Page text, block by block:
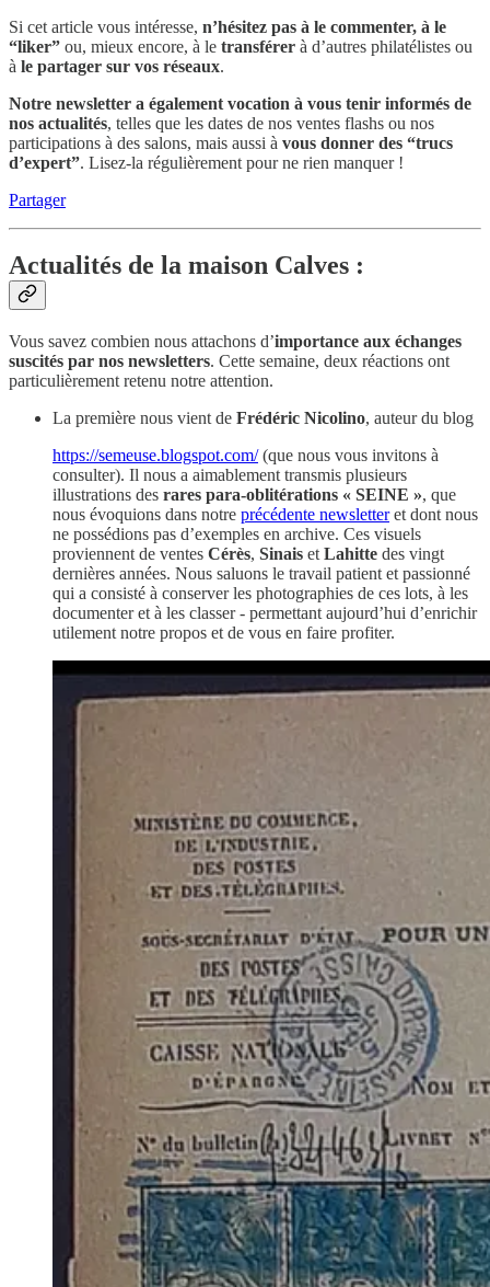
Si cet article vous intéresse, n’hésitez pas à le commenter, à le
“liker” ou, mieux encore, à le transférer à d’autres philatélistes ou
à le partager sur vos réseaux.
Notre newsletter a également vocation à vous tenir informés de
nos actualités, telles que les dates de nos ventes flashs ou nos
participations à des salons, mais aussi à vous donner des “trucs
d’expert”. Lisez-la régulièrement pour ne rien manquer !
Partager
Actualités de la maison Calves :
Vous savez combien nous attachons d’importance aux échanges
suscités par nos newsletters. Cette semaine, deux réactions ont
particulièrement retenu notre attention.
La première nous vient de Frédéric Nicolino, auteur du blog
https://semeuse.blogspot.com/(que nous vous invitons à
consulter). Il nous a aimablement transmis plusieurs
illustrations des rares para-oblitérations « SEINE », que
nous évoquions dans notre précédente newsletteret dont nous
ne possédions pas d’exemples en archive. Ces visuels
proviennent de ventes Cérès, Sinais et Lahitte des vingt
dernières années. Nous saluons le travail patient et passionné
qui a consisté à conserver les photographies de ces lots, à les
documenter et à les classer - permettant aujourd’hui d’enrichir
utilement notre propos et de vous en faire profiter.